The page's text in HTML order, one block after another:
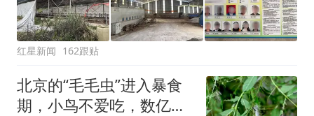
红星新闻 162跟贴
北京的“毛毛虫”进入暴食
期，小鸟不爱吃，数亿头